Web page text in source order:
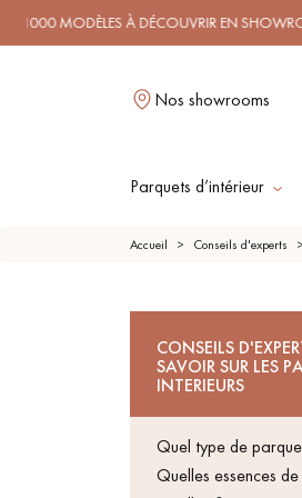
À DÉCOUVRIR EN
Nos showrooms
Parquets d’intérieur
Accueil Conseils d'experts
CONSEILS
SAVOIR SUR LES
INTERIEURS
Quel type de
Quelles essences